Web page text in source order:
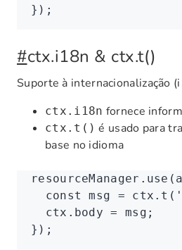
});
#ctx.i18n & ctx.t()
Suporte à internacionalização
ctx.i18n fornece
ctx.t() é usado para
base no idioma
resourceManager .use (
  const
msg = ctx .t (
  ctx
.body = msg;
});